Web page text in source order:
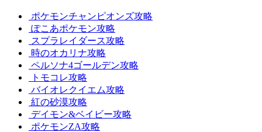
ポケモンチャンピオンズ攻略
ぽこあポケモン攻略
スプラレイダース攻略
時のオカリナ攻略
ペルソナ4ゴールデン攻略
トモコレ攻略
バイオレクイエム攻略
紅の砂漠攻略
デイモン&ベイビー攻略
ポケモンZA攻略